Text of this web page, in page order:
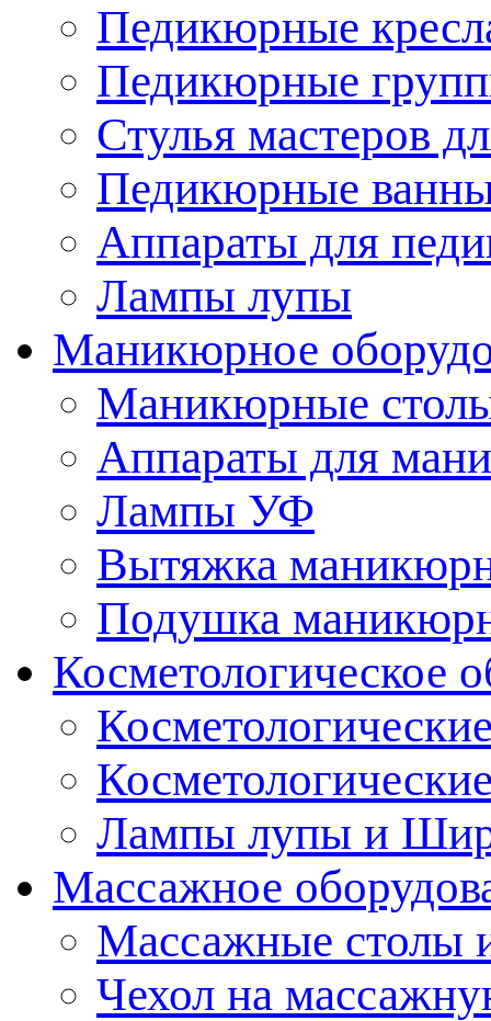
Педикюрные
Педикюрные
Стулья мастеров
Педикюрные
Аппараты для
Лампы лупы
Маникюрное
Маникюрные
Аппараты для
Лампы УФ
Вытяжка
Подушка
Косметологическое
Лампы лупы и
Массажное
Массажные столы
Чехол на